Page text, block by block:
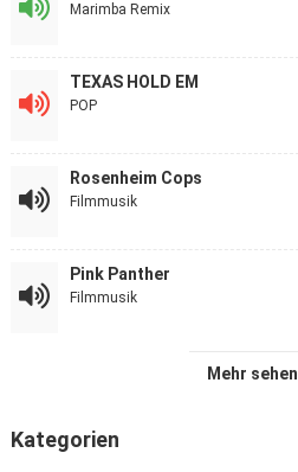
Marimba Remix
TEXAS HOLD EM
POP
Rosenheim Cops
Filmmusik
Pink Panther
Filmmusik
Mehr sehen
Kategorien